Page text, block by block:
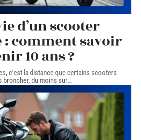
d’un scooter
comment savoir
10 ans ?
c'est la distance que certains scooters
broncher, du moins sur…